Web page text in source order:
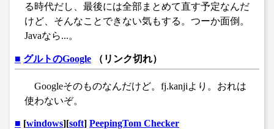
る時代だし、最後には全部まとめて直す予定なんだ
けど、そんなことできない気もする。つーか面倒。
Javaなら...。
■ グルトのGoogle （リンク切れ）
Googleそのものなんだけど。fj.kanjiより。おれは
使わないぞ。
■ [windows][soft] PeepingTom Checker